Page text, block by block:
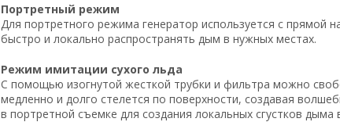
Портретный режим
Для портретного режима генератор используется с
быстро и локально распространять дым в нужных местах.
Режим имитации сухого льда
С помощью изогнутой жесткой трубки и фильтра можно
медленно и долго стелется по поверхности, создавая
в портретной съемке для создания локальных сгустков дыма